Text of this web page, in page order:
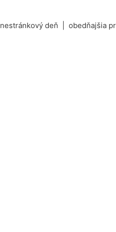
nestránkový deň | obedňajšia